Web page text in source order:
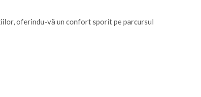
oferindu-vă un confort sporit pe parcursul